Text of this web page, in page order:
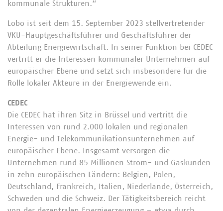
kommunale Strukturen.“
Lobo ist seit dem 15. September 2023 stellvertretender
VKU-Hauptgeschäftsführer und Geschäftsführer der
Abteilung Energiewirtschaft. In seiner Funktion bei CEDEC
vertritt er die Interessen kommunaler Unternehmen auf
europäischer Ebene und setzt sich insbesondere für die
Rolle lokaler Akteure in der Energiewende ein.
CEDEC
Die CEDEC hat ihren Sitz in Brüssel und vertritt die
Interessen von rund 2.000 lokalen und regionalen
Energie- und Telekommunikationsunternehmen auf
europäischer Ebene. Insgesamt versorgen die
Unternehmen rund 85 Millionen Strom- und Gaskunden
in zehn europäischen Ländern: Belgien, Polen,
Deutschland, Frankreich, Italien, Niederlande, Österreich,
Schweden und die Schweiz. Der Tätigkeitsbereich reicht